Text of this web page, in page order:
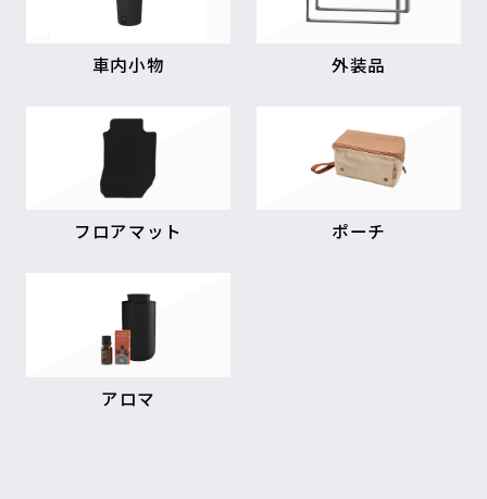
車内小物 外装品
フロアマット ポーチ
アロマ